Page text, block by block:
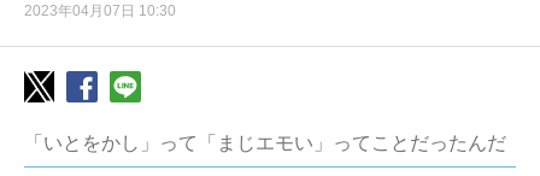
2023年04月07日 10:30
「いとをかし」って「まじエモい」ってことだったんだ